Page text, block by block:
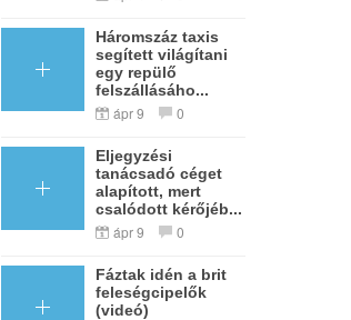
Háromszáz taxis
segített világítani
egy repülő
felszállásáho...
ápr 9 0
Eljegyzési
tanácsadó céget
alapított, mert
csalódott kérőjéb...
ápr 9 0
Fáztak idén a brit
feleségcipelők
(videó)